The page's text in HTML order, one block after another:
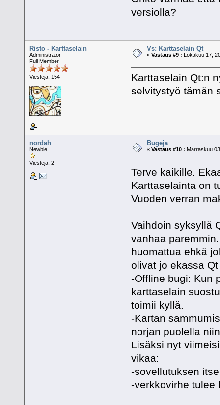
versiolla?
Risto - Karttaselain
Administrator
Full Member
Viestejä: 154
Vs: Karttaselain Qt
«Vastaus #9 : Lokakuu 17,
Karttaselain Qt:n
selvitystyö tämän
nordah
Newbie
Viestejä: 2
Bugeja
«Vastaus #10 : Marraskuu
Terve kaikille.
Karttaselainta on
Vuoden verran
Vaihdoin syksyllä
vanhaa
huomattua ehkä
olivat jo ekassa
-Offline bugi: Kun
karttaselain
toimii kyllä.
-Kartan
norjan puolella
Lisäksi nyt
vikaa:
-sovellutuksen
-verkkovirhe tulee